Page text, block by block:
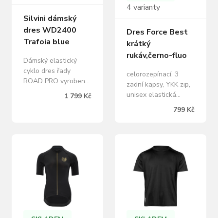
Silvini dámský
dres WD2400
Trafoia blue
Dámský elastický
cyklo dres řady
ROAD PRO vyrobený
prodyšného materiálu
rukávy, zadní
trojkapsu a reflexní
prvky. Dámský
elastický cyklistický
dres ze série ROAD
PRO, vyrobený z
1 799 Kč
4 varianty
Dres Force Best
krátký
rukáv,černo-fluo
celorozepínací, 3
zadní kapsy, YKK zip,
unisex elastická
bocích materiál:
100% polyester
799 Kč